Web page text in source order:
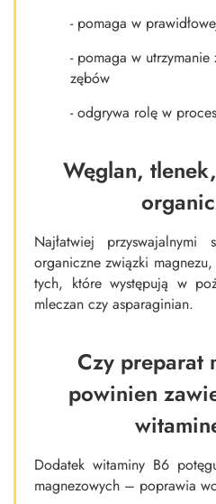
- pomaga w
- pomaga w
zębów
- odgrywa rolę w
Węglan,
Najłatwiej przyswajalnymi
organiczne związki
tych, które występują w
mleczan czy asparaginian.
Czy preparat
powinien
Dodatek witaminy B6
magnezowych – poprawia